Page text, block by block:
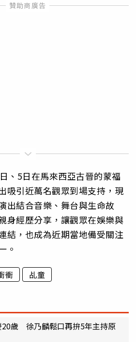
、5日在馬來西亞古晉的蒙福
吸引近萬名觀眾到場支持，現
出結合音樂、舞台與生命故
身經歷分享，讓觀眾在娛樂與
結，也成為近期當地備受關注
。
衝 乩童
20歲 徐乃麟鬆口再拚5年主持原